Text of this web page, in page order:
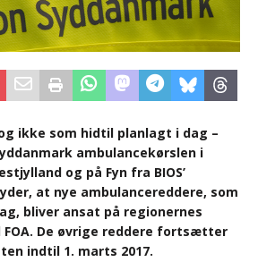
ikke som hidtil planlagt i dag –
ambulancekørslen i
og på Fyn fra BIOS’
at nye ambulancereddere, som
bliver ansat på regionernes
FOA. De øvrige reddere fortsætter
indtil 1. marts 2017.